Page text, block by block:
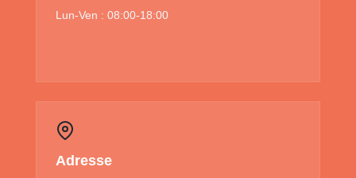
Lun-Ven : 08:00-18:00
Adresse